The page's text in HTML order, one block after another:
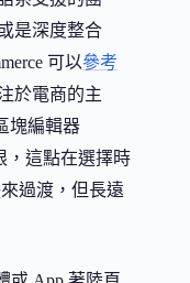
是深度整合
可以參考
於電商的主
塊編輯器
，這點在選擇時
來過渡，但長遠